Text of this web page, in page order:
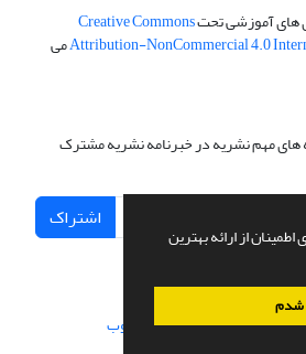
از ارائه بهترین
شدم
های آموزشی تحتCreative Commons
Attribution-NonCommercial 4.0می
های مهم نشریه در خبرنامه نشریه مشترک
اشتراک
طراحی و پیاده سازی از سیناوب